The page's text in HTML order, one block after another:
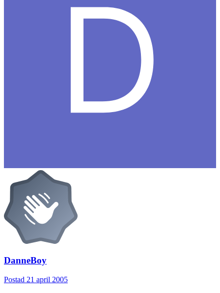
DanneBoy
Postad 21 april 2005